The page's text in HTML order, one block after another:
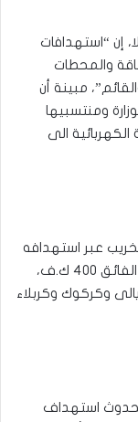
إن “استهدافات
والمحطات
مبينة أن
ومنتسبيها
الى
عبر استهدافه
لأبراج وخطوط نقل الطاقة الكهربائية للضغط الفائق ٤٠٠ ك.ف،
محافظات ديالى وكركوك وكربلاء
بحدوث استهداف